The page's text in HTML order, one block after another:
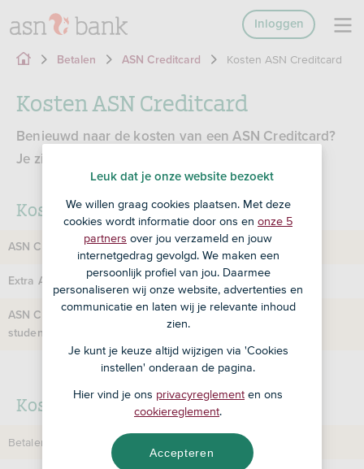
Inloggen
Betalen ASN Creditcard Kosten ASN Creditcard
Kosten ASN Creditcard
Benieuwd naar de kosten van een ASN Creditcard?
Je ziet alle kosten overzichtelijk op een rij.
Kosten ASN Creditcard
ASN Creditcard € 37,50 per jaar
Extra ASN Creditcard € 37,50 per jaar
ASN Creditcard voor
studenten
€ 27,50 per jaar
Kosten betalen met je ASN Creditcard
Betalen binnen en buiten de EU met buitenlands geld
Leuk dat je onze website bezoekt
We willen graag cookies plaatsen. Met deze
cookies wordt informatie door ons en onze 5
partners over jou verzameld en jouw
internetgedrag gevolgd. We maken een
persoonlijk profiel van jou. Daarmee
personaliseren wij onze website, advertenties en
communicatie en laten wij je relevante inhoud
zien.
Je kunt je keuze altijd wijzigen via 'Cookies
instellen' onderaan de pagina.
Hier vind je ons privacyreglement en ons
cookiereglement.
Accepteren